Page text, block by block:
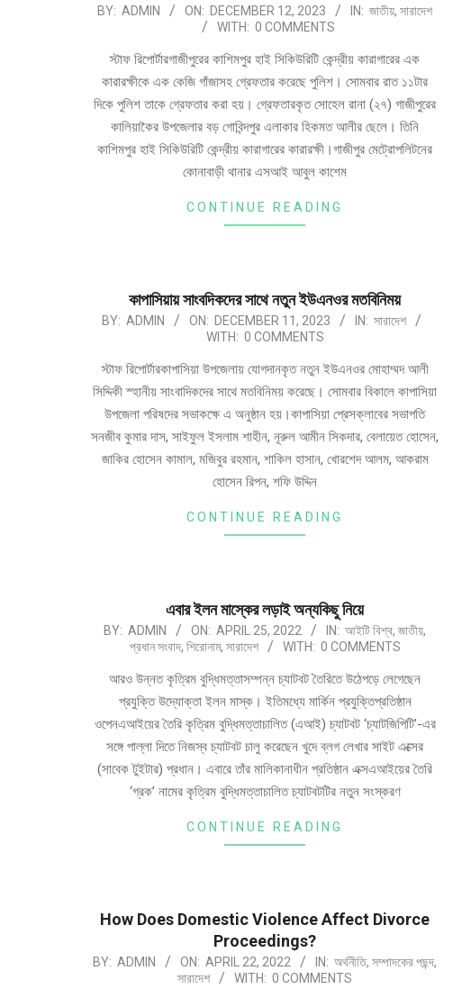
BY: ADMIN ON: DECEMBER 12, 2023 IN: জাতীয়,সারাদেশ
WITH: 0 COMMENTS
স্টাফ রিপোর্টারগাজীপুরের কাশিমপুর হাই সিকিউরিটি কেন্দ্রীয় কারাগারের এক
কারারক্ষীকে এক কেজি গাঁজাসহ গ্রেফতার করেছে পুলিশ। সোমবার রাত ১১টার
দিকে পুলিশ তাকে গ্রেফতার করা হয়। গ্রেফতারকৃত সোহেল রানা (২৭) গাজীপুরের
কালিয়াকৈর উপজেলার বড় গোবিন্দপুর এলাকার হিকমত আলীর ছেলে। তিনি
কাশিমপুর হাই সিকিউরিটি কেন্দ্রীয় কারাগারের কারারক্ষী।গাজীপুর মেট্রোপলিটনের
কোনাবাড়ী থানার এসআই আবুল কাশেম
CONTINUE READING
কাপাসিয়ায় সাংবদিকদের সাথে নতুন ইউএনওর মতবিনিময়
BY: ADMIN ON: DECEMBER 11, 2023 IN: সারাদেশ
WITH: 0 COMMENTS
স্টাফ রিপোর্টারকাপাসিয়া উপজেলায় যোগদানকৃত নতুন ইউএনওর মোহাম্মদ আলী
সিদ্দিকী স্হানীয় সাংবাদিকদের সাথে মতবিনিময় করেছে। সোমবার বিকালে কাপাসিয়া
উপজেলা পরিষদের সভাকক্ষে এ অনুষ্ঠান হয়।কাপাসিয়া প্রেসক্লাবের সভাপতি
সনজীব কুমার দাস, সাইফুল ইসলাম শাহীন, নূরুল আমীন সিকদার, বেলায়েত হোসেন,
জাকির হোসেন কামাল, মজিবুর রহমান, শাকিল হাসান, খোরশেদ আলম, আকরাম
হোসেন রিপন, শফি উদ্দিন
CONTINUE READING
এবার ইলন মাস্কের লড়াই অন্যকিছু নিয়ে
BY: ADMIN ON: APRIL 25, 2022 IN: আইটি বিশ্ব,জাতীয়,
প্রধান সংবাদ, শিরোনাম, সারাদেশ WITH: 0 COMMENTS
আরও উন্নত কৃত্রিম বুদ্ধিমত্তাসম্পন্ন চ্যাটবট তৈরিতে উঠেপড়ে লেগেছেন
প্রযুক্তি উদ্যোক্তা ইলন মাস্ক। ইতিমধ্যে মার্কিন প্রযুক্তিপ্রতিষ্ঠান
ওপেনএআইয়ের তৈরি কৃত্রিম বুদ্ধিমত্তাচালিত (এআই) চ্যাটবট ‘চ্যাটজিপিটি’-এর
সঙ্গে পাল্লা দিতে নিজস্ব চ্যাটবট চালু করেছেন খুদে ব্লগ লেখার সাইট এক্সের
(সাবেক টুইটার) প্রধান। এবারে তাঁর মালিকানাধীন প্রতিষ্ঠান এক্সএআইয়ের তৈরি
‘গ্রক’ নামের কৃত্রিম বুদ্ধিমত্তাচালিত চ্যাটবটটির নতুন সংস্করণ
CONTINUE READING
How Does Domestic Violence Affect Divorce
Proceedings?
BY: ADMIN ON: APRIL 22, 2022 IN: অর্থনীতি,সম্পাদকের পছন্দ,
সারাদেশ
WITH: 0 COMMENTS